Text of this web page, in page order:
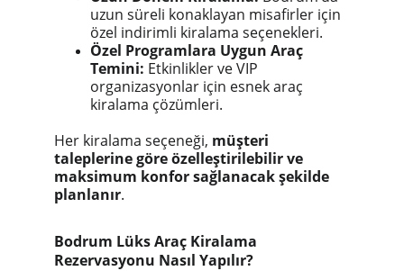
uzun süreli konaklayan misafirler için
özel indirimli kiralama seçenekleri.
Özel Programlara Uygun Araç
Temini: Etkinlikler ve VIP
organizasyonlar için esnek araç
kiralama çözümleri.
Her kiralama seçeneği, müşteri
taleplerine göre özelleştirilebilir ve
maksimum konfor sağlanacak şekilde
planlanır.
Bodrum Lüks Araç Kiralama
Rezervasyonu Nasıl Yapılır?